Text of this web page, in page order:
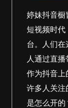
婷妹抖音橱
短视频时代
台。人们
人通过直
作为抖音上
许多人关注
是怎么开的